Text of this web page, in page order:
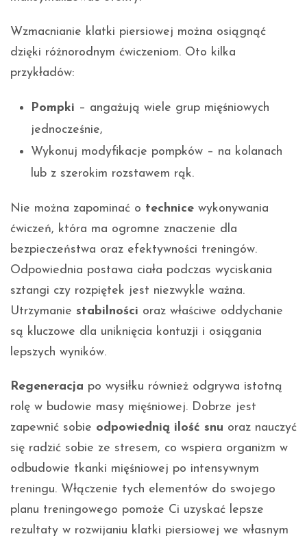
Wzmacnianie klatki piersiowej można osiągnąć
dzięki różnorodnym ćwiczeniom. Oto kilka
przykładów:
Pompki – angażują wiele grup mięśniowych
jednocześnie,
Wykonuj modyfikacje pompków – na kolanach
lub z szerokim rozstawem rąk.
Nie można zapominać o technice wykonywania
ćwiczeń, która ma ogromne znaczenie dla
bezpieczeństwa oraz efektywności treningów.
Odpowiednia postawa ciała podczas wyciskania
sztangi czy rozpiętek jest niezwykle ważna.
Utrzymanie stabilności oraz właściwe oddychanie
są kluczowe dla uniknięcia kontuzji i osiągania
lepszych wyników.
Regeneracja po wysiłku również odgrywa istotną
rolę w budowie masy mięśniowej. Dobrze jest
zapewnić sobie odpowiednią ilość snu oraz nauczyć
się radzić sobie ze stresem, co wspiera organizm w
odbudowie tkanki mięśniowej po intensywnym
treningu. Włączenie tych elementów do swojego
planu treningowego pomoże Ci uzyskać lepsze
rezultaty w rozwijaniu klatki piersiowej we własnym